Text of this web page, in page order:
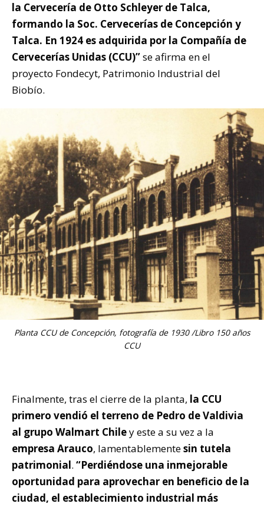
la Cervecería de Otto Schleyer de Talca,
formando la Soc. Cervecerías de Concepción y
Talca. En 1924 es adquirida por la Compañía de
Cervecerías Unidas (CCU)”se afirma en el
proyecto Fondecyt, Patrimonio Industrial del
Biobío.
Planta CCU de Concepción, fotografía de 1930 /Libro 150 años
CCU
Finalmente, tras el cierre de la planta, la CCU
primero vendió el terreno de Pedro de Valdivia
al grupo Walmart Chiley este a su vez a la
empresa Arauco, lamentablementesin tutela
patrimonial. “Perdiéndose una inmejorable
oportunidad para aprovechar en beneficio de la
ciudad, el establecimiento industrial más